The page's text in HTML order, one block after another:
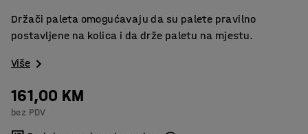
Držači paleta omogućavaju da su palete pravilno
postavljene na kolica i da drže paletu na mjestu.
Više
161,00 KM
bez PDV